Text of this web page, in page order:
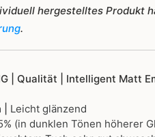
hergestelltes Produkt
.
| Qualität | Intelligent Matt
Leicht glänzend
(in dunklen Tönen höherer